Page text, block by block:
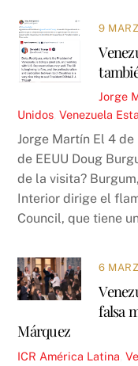
9
Jorge
Unidos ,Venezuela
Jorge Martín El 4
de EEUU Doug
de la visita?
Interior dirige el
Council, que tiene
6
falsa
Márquez
ICR América Latina ,